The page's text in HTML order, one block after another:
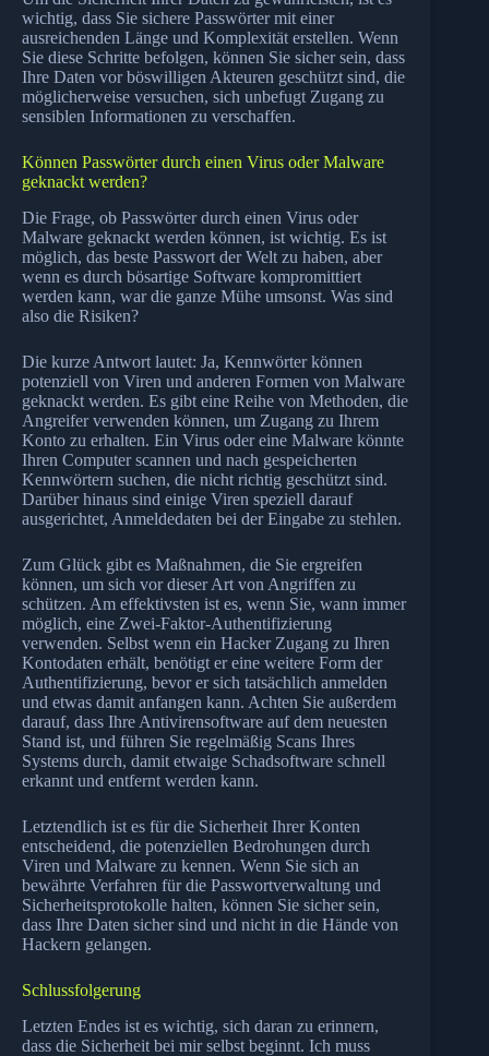
wichtig, dass Sie sichere Passwörter mit einer
ausreichenden Länge und Komplexität erstellen. Wenn
Sie diese Schritte befolgen, können Sie sicher sein, dass
Ihre Daten vor böswilligen Akteuren geschützt sind, die
möglicherweise versuchen, sich unbefugt Zugang zu
sensiblen Informationen zu verschaffen.
Können Passwörter durch einen Virus oder Malware
geknackt werden?
Die Frage, ob Passwörter durch einen Virus oder
Malware geknackt werden können, ist wichtig. Es ist
möglich, das beste Passwort der Welt zu haben, aber
wenn es durch bösartige Software kompromittiert
werden kann, war die ganze Mühe umsonst. Was sind
also die Risiken?
Die kurze Antwort lautet: Ja, Kennwörter können
potenziell von Viren und anderen Formen von Malware
geknackt werden. Es gibt eine Reihe von Methoden, die
Angreifer verwenden können, um Zugang zu Ihrem
Konto zu erhalten. Ein Virus oder eine Malware könnte
Ihren Computer scannen und nach gespeicherten
Kennwörtern suchen, die nicht richtig geschützt sind.
Darüber hinaus sind einige Viren speziell darauf
ausgerichtet, Anmeldedaten bei der Eingabe zu stehlen.
Zum Glück gibt es Maßnahmen, die Sie ergreifen
können, um sich vor dieser Art von Angriffen zu
schützen. Am effektivsten ist es, wenn Sie, wann immer
möglich, eine Zwei-Faktor-Authentifizierung
verwenden. Selbst wenn ein Hacker Zugang zu Ihren
Kontodaten erhält, benötigt er eine weitere Form der
Authentifizierung, bevor er sich tatsächlich anmelden
und etwas damit anfangen kann. Achten Sie außerdem
darauf, dass Ihre Antivirensoftware auf dem neuesten
Stand ist, und führen Sie regelmäßig Scans Ihres
Systems durch, damit etwaige Schadsoftware schnell
erkannt und entfernt werden kann.
Letztendlich ist es für die Sicherheit Ihrer Konten
entscheidend, die potenziellen Bedrohungen durch
Viren und Malware zu kennen. Wenn Sie sich an
bewährte Verfahren für die Passwortverwaltung und
Sicherheitsprotokolle halten, können Sie sicher sein,
dass Ihre Daten sicher sind und nicht in die Hände von
Hackern gelangen.
Schlussfolgerung
Letzten Endes ist es wichtig, sich daran zu erinnern,
dass die Sicherheit bei mir selbst beginnt. Ich muss